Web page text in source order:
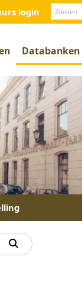
login
Databanken